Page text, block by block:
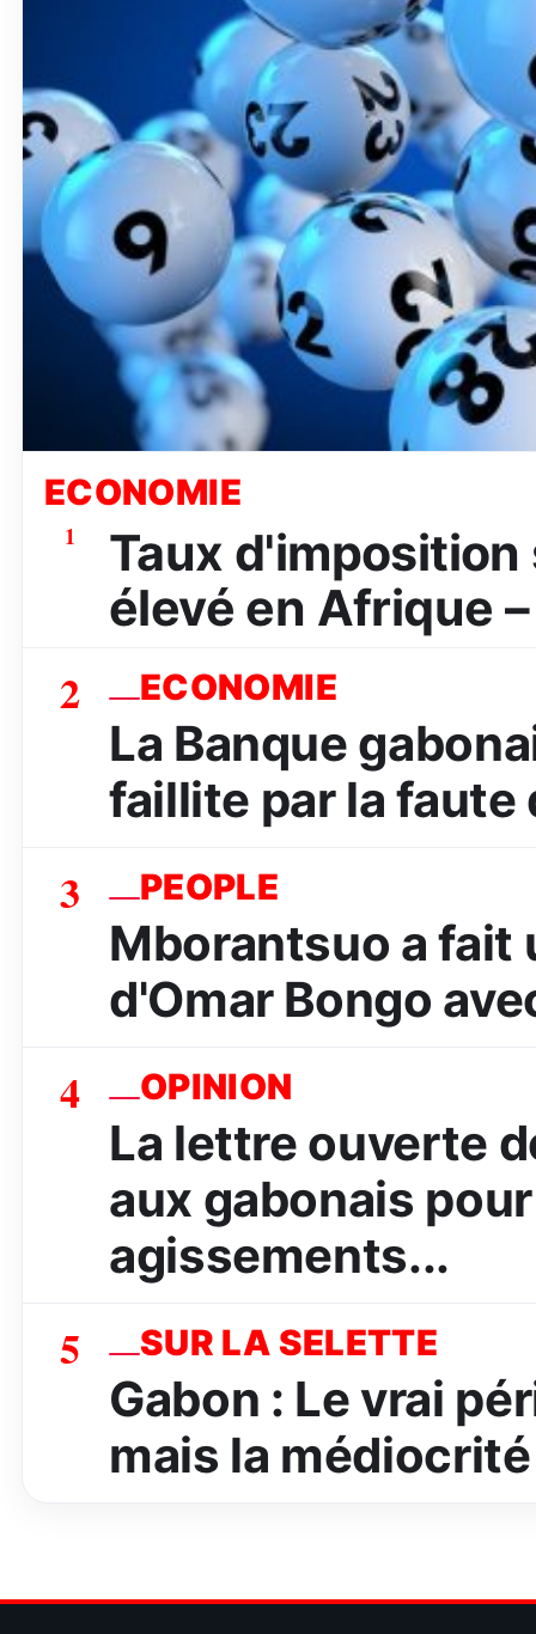
ECONOMIE
1
Taux
élevé en Afrique
2
ECONOMIE
La Banque
faillite par la faute
3 PEOPLE
Mborantsuo a fait
d'Omar Bongo
4 OPINION
La lettre ouverte
aux gabonais
agissements...
5 SUR LA SELETTE
Gabon : Le vrai
mais la